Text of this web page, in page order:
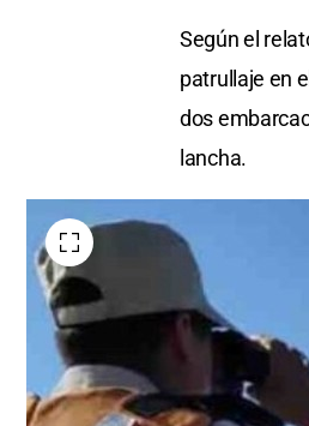
Según el
patrullaje en el
dos
lancha.